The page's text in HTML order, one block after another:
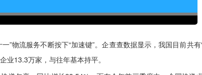
”物流服务不断按下“加速键”。企查查数据显示，我国目前共有
业13.3万家，与往年基本持平。